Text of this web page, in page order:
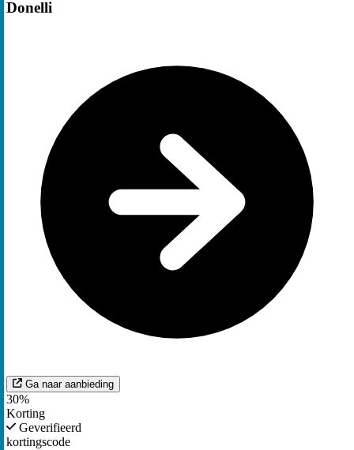
Donelli
Ga naar aanbieding
30%
Korting
Geverifieerd
kortingscode